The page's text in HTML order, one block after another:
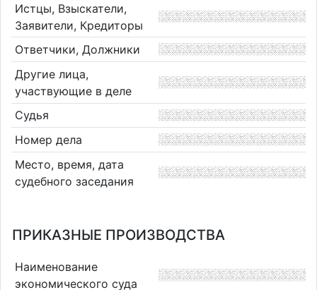
Истцы, Взыскатели,
Заявители, Кредиторы
Ответчики, Должники
Другие лица,
участвующие в деле
Судья
Номер дела
Место, время, дата
судебного заседания
ПРИКАЗНЫЕ ПРОИЗВОДСТВА
Наименование
экономического суда